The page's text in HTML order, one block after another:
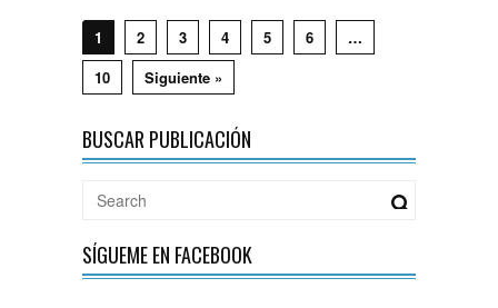
1 2 3 4 5 6
…
10
Siguiente »
BUSCAR PUBLICACIÓN
SÍGUEME EN FACEBOOK